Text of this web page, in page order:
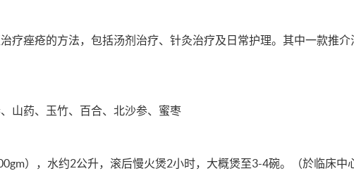
疗痤疮的方法，包括汤剂治疗、针灸治疗及日常护理。其中一款推
山药、玉竹、百合、北沙参、蜜枣
），水约2公升，滚后慢火煲2小时，大概煲至3-4碗。（於临床中